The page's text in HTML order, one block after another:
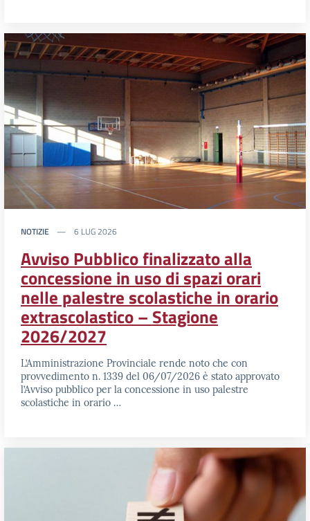
NOTIZIE 6 LUG 2026
Avviso Pubblico finalizzato alla
concessione in uso di spazi orari
nelle palestre scolastiche in orario
extrascolastico – Stagione
2026/2027
L’Amministrazione Provinciale rende noto che con
provvedimento n. 1339 del 06/07/2026 è stato approvato
l’Avviso pubblico per la concessione in uso palestre
scolastiche in orario …